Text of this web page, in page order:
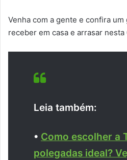
Venha com a gente e confira
receber em casa e arrasar nesta
Leia também:
• Como escolher a
polegadas ideal?